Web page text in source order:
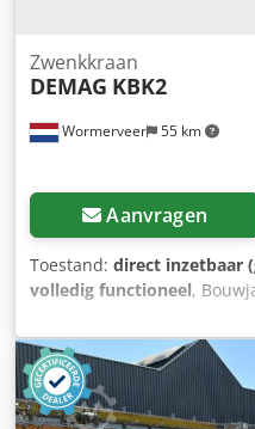
Wormerveer 55 km
Zwenkkraan
DEMAG KBK2
Aanvragen
Toestand: direct inzetbaar
volledig functioneel,
mm, totale lengte:3.500
crane offered for sale.
load 1000kg Electric hoist
controls in good condition